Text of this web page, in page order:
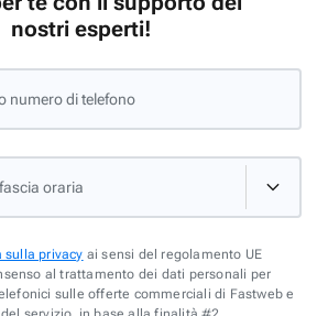
nostri esperti!
numero di telefono
oraria
sulla privacy ai sensi del regolamento UE
al trattamento dei dati personali per
sulle offerte commerciali di Fastweb e